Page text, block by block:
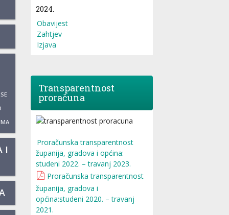
I
2024.
Obavijest
Zahtjev
Izjava
Transparentnost
proračuna
Proračunska transparentnost
županija, gradova i općina:
studeni 2022. – travanj 2023.
Proračunska transparentnost
županija, gradova i
općina:studeni 2020. – travanj
2021.